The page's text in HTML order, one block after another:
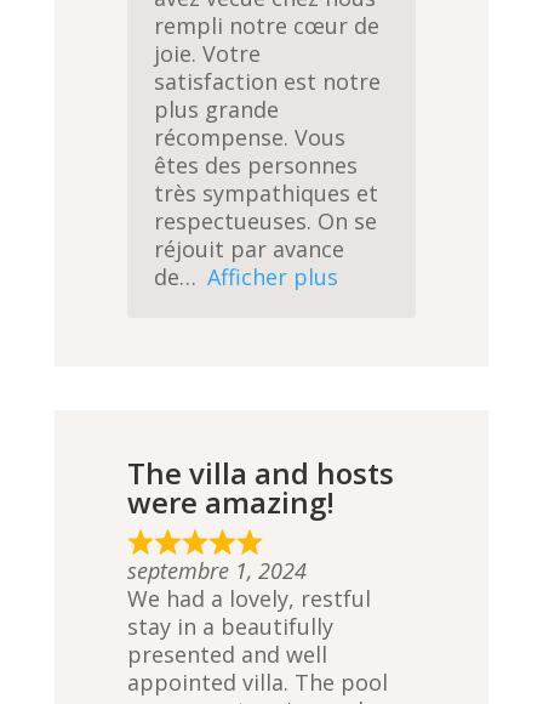
rempli notre cœur de
joie. Votre
satisfaction est notre
plus grande
récompense. Vous
êtes des personnes
très sympathiques et
respectueuses. On se
réjouit par avance
de
Afficher plus
The villa and hosts
were amazing!
R
a
t
e
d
5
septembre 1, 2024
We had a lovely, restful
stay in a beautifully
presented and well
appointed villa. The pool